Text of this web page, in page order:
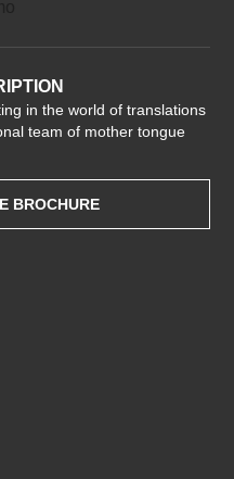
in the world of translations
team of mother tongue
BROCHURE